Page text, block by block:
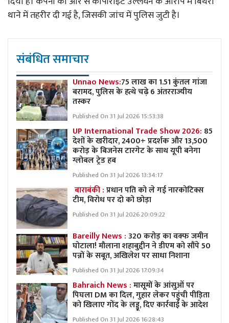
थाने में तहरीर दी गई है, जिसकी जांच में पुलिस जुटी है।
संबंधित समाचार
Unnao News:75 लाख का 1.51 कुंतल गांजा
बरामद, पुलिस के हत्थे चढ़े 6 अंतरराज्यीय
तस्कर
Published On 31 Jul 2026 15:53:38
UP International Trade Show 2026: 85
देशों के खरीदार, 2400+ प्रदर्शक और 13,500
करोड़ के बिजनेस टारगेट के साथ यूपी बनेगा
ग्लोबल ट्रेड हब
Published On 31 Jul 2026 13:34:17
बाराबंकी :प्रधान पति को ले गई नारकोटिक्स
टीम, विरोध पर दो को छोड़ा
Published On 31 Jul 2026 20:09:22
Bareilly News :320 करोड़ का वक्फ जमीन
घोटाला! मौलाना शहाबुद्दीन ने डीएम को सौंपे 50
पन्नों के सबूत, अखिलेश पर साधा निशाना
Published On 31 Jul 2026 17:09:34
Bahraich News :मासूमों के आंसुओं पर
पिघला DM का दिल, गुहार लेकर पहुंची पीड़िता
को खिलाए गोंद के लड्डू, दिए कार्रवाई के आदेश
Published On 31 Jul 2026 16:28:43